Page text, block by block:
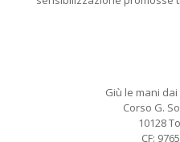
Giù le mani dai
Corso G.
10128
CF: